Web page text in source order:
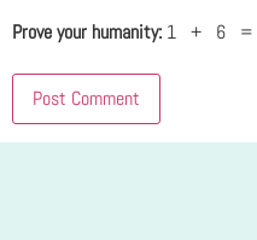
Prove your humanity: 1 + 6 =